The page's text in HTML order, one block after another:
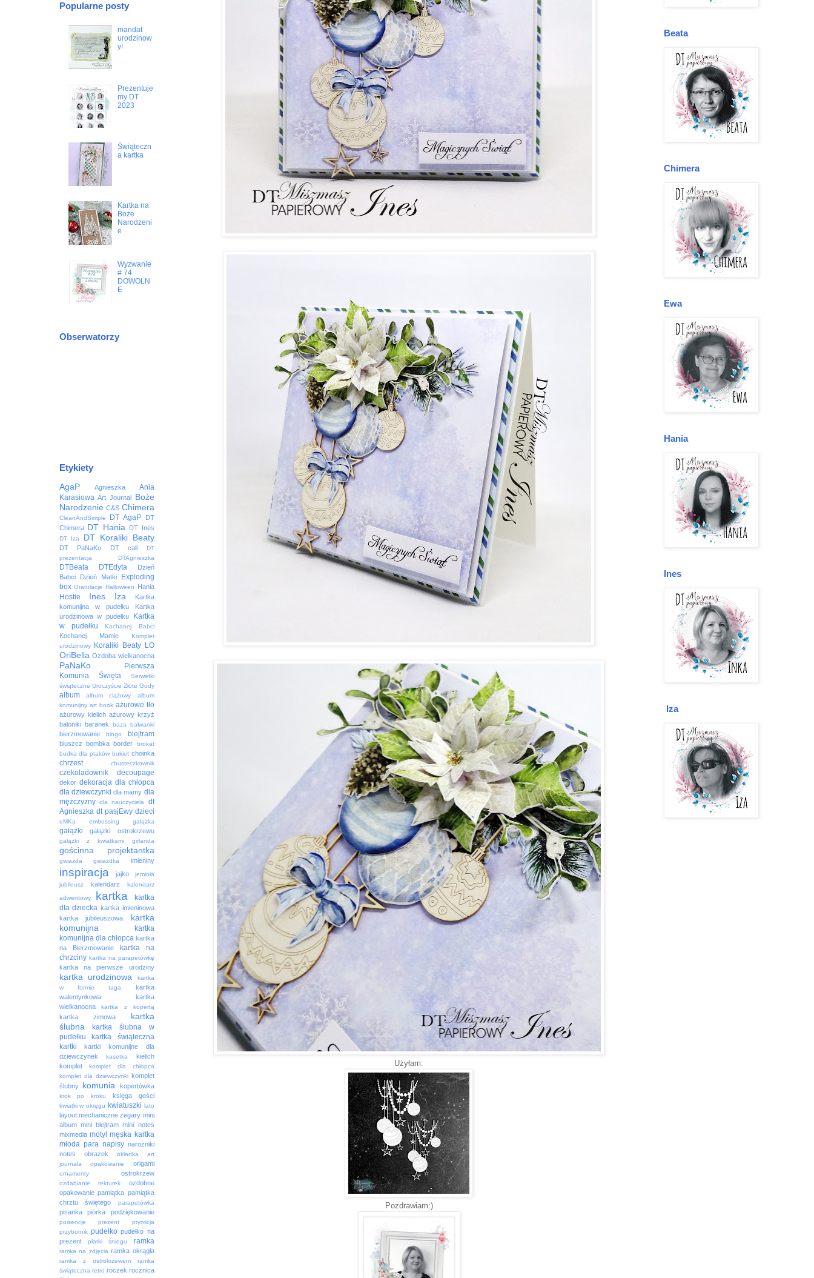
Użyłam:
Pozdrawiam:)
Popularne posty
mandat
urodzinow
y!
Prezentuje
my DT
2023
Świąteczn
a kartka
Kartka na
Boże
Narodzeni
e
Wyzwanie
# 74
DOWOLN
E
Obserwatorzy
Etykiety
AgaP Agnieszka
Ania
Karasiowa Art Journal
Boże
Narodzenie C&S Chimera
CleanAndSimple DT AgaP
DT
Chimera DT Hania DT Ines
DT Iza DT Koraliki Beaty
DT PaNaKo DT call
DT
prezentacja
DTAgnieszka
DTBeata DTEdyta
Dzień
Babci
Dzień Matki
Exploding
box Gratulacje Halloween Hania
Hostie Ines Iza
Kartka
komunijna w pudełku
Kartka
urodzinowa w pudełku
Kartka
w pudełku
Kochanej Babci
Kochanej Mamie
Komplet
urodzinowy
Koraliki Beaty LO
OriBella Ozdoba wielkanocna
PaNaKo
Pierwsza
Komunia Święta
Serwetki
świąteczne Uroczyście Złote Gody
album album ciążowy
album
komunijny art book ażurowe tło
ażurowy kielich ażurowy krzyż
baloniki
baranek baza bałwanki
bierzmowanie bingo blejtram
bluszcz bombka border
brokat
budka dla ptaków bukiet choinka
chrzest chusteczkownik
czekoladownik decoupage
dekor dekoracja dla chłopca
dla dziewczynki dla mamy dla
mężczyzny dla nauczyciela
dt
Agnieszka dt pasjEwy dzieci
eMKa embossing gałązka
gałązki gałązki ostrokrzewu
gałązki z kwiatkami girlanda
gościnna projektantka
gwiazda gwiazdka imieniny
inspiracja jajko
jemioła
jubileusz
kalendarz
kalendarz
adwentowy
kartka
kartka
dla dziecka kartka imieninowa
kartka jubileuszowa
kartka
komunijna
kartka
komunijna dla chłopca kartka
na Bierzmowanie
kartka na
chrzciny kartka na parapetówkę
kartka na pierwsze urodziny
kartka urodzinowa
kartka
w formie taga
kartka
walentynkowa
kartka
wielkanocna
kartka z kopertą
kartka zimowa
kartka
ślubna
kartka ślubna w
pudełku
kartka świąteczna
kartki
kartki komunijne dla
dziewczynek
kasetka
kielich
komplet
komplet dla chłopca
komplet dla dziewczynki komplet
ślubny
komunia kopertówka
krok po kroku księga gości
kwiatki w okręgu kwiatuszki lato
layout mechaniczne zegary mini
album mini blejtram mini notes
mixmedia motyl męska kartka
młoda para napisy narożniki
notes
obrazek
okładka art
journala
opakowanie origami
ornamenty ostrokrzew
ozdabianie tekturek
ozdobne
opakowanie pamiątka pamiątka
chrztu świętego
parapetówka
pisanka piórka podziękowanie
poisencje prezent
prymicja
przybornik pudełko pudełko na
prezent
płatki śniegu ramka
ramka na zdjęcia ramka okrągła
ramka z ostrokrzewem
ramka
świąteczna retro roczek rocznica
Beata
Chimera
Ewa
Hania
Ines
Iza